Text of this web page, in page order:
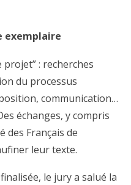
exemplaire
projet” : recherches
du processus
communication…
échanges, y compris
des Français de
leur texte.
le jury a salué la